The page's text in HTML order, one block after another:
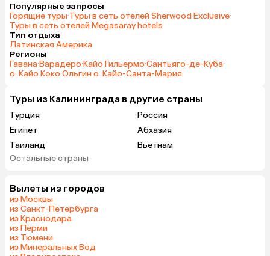
Популярные запросы
Горящие туры·Туры в сеть отелей Sherwood Exclusive·
Туры в сеть отелей Megasaray hotels
Тип отдыха
Латинская Америка
Регионы
Гавана·Варадеро·Кайо Гильермо·Сантьяго-де-Куба·
о. Кайо Коко·Ольгин·о. Кайо-Санта-Мария
Туры из Калининграда в другие страны
Турция
Россия
Египет
Абхазия
Таиланд
Вьетнам
ОАЭ
Армения
Казахстан
Узбекистан
Сербия
Кипр
Остальные страны
Вылеты из городов
из Москвы
из Санкт-Петербурга
из Краснодара
из Перми
из Тюмени
из Минеральных Вод